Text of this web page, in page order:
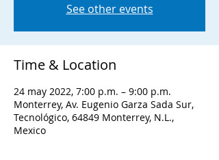
See other events
Time & Location
24 may 2022, 7:00 p.m. – 9:00 p.m.
Monterrey, Av. Eugenio Garza Sada Sur,
Tecnológico, 64849 Monterrey, N.L.,
Mexico